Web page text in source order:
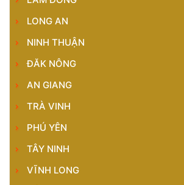
LONG AN
NINH THUẬN
ĐĂK NÔNG
AN GIANG
TRÀ VINH
PHÚ YÊN
TÂY NINH
VĨNH LONG